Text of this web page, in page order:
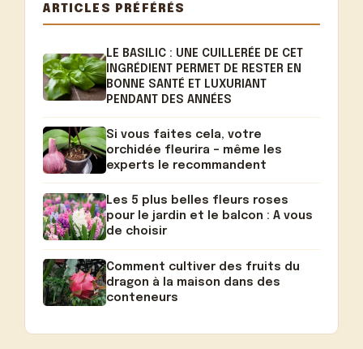
ARTICLES PRÉFÉRÉS
LE BASILIC : UNE CUILLERÉE DE CET
INGRÉDIENT PERMET DE RESTER EN
BONNE SANTÉ ET LUXURIANT
PENDANT DES ANNÉES
Si vous faites cela, votre
orchidée fleurira – même les
experts le recommandent
Les 5 plus belles fleurs roses
pour le jardin et le balcon : A vous
de choisir
Comment cultiver des fruits du
dragon à la maison dans des
conteneurs